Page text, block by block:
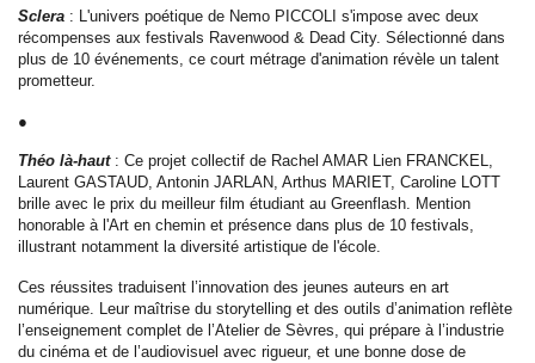
Sclera : L'univers poétique de Nemo PICCOLI s'impose avec deux
récompenses aux festivals Ravenwood & Dead City. Sélectionné dans
plus de 10 événements, ce court métrage d'animation révèle un talent
prometteur.
●
Théo là-haut: Ce projet collectif de Rachel AMAR Lien FRANCKEL,
Laurent GASTAUD, Antonin JARLAN, Arthus MARIET, Caroline LOTT
brille avec le prix du meilleur film étudiant au Greenflash. Mention
honorable à l'Art en chemin et présence dans plus de 10 festivals,
illustrant notamment la diversité artistique de l'école.
Ces réussites traduisent l’innovation des jeunes auteurs en art
numérique. Leur maîtrise du storytelling et des outils d’animation reflète
l’enseignement complet de l’Atelier de Sèvres, qui prépare à l’industrie
du cinéma et de l’audiovisuel avec rigueur, et une bonne dose de